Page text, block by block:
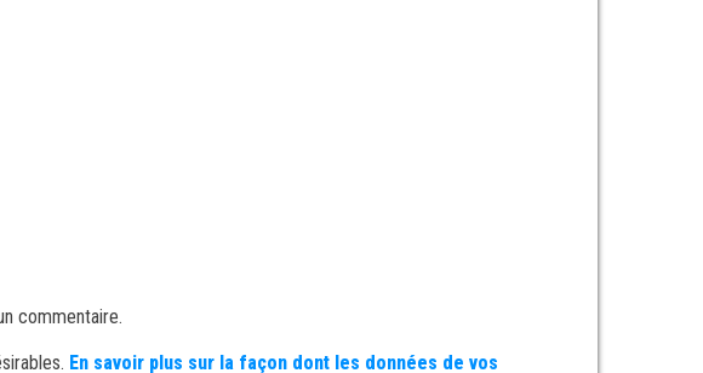
commentaire.
En savoir plus sur la façon dont les données de vos